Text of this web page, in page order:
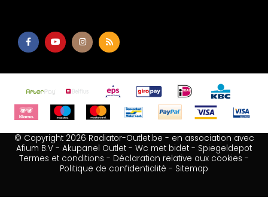
© Copyright 2026 Radiator-Outlet.be - en association avec
Afium B.V - Akupanel Outlet - Wc met bidet - Spiegeldepot
Termes et conditions - Déclaration relative aux cookies -
Politique de confidentialité - Sitemap